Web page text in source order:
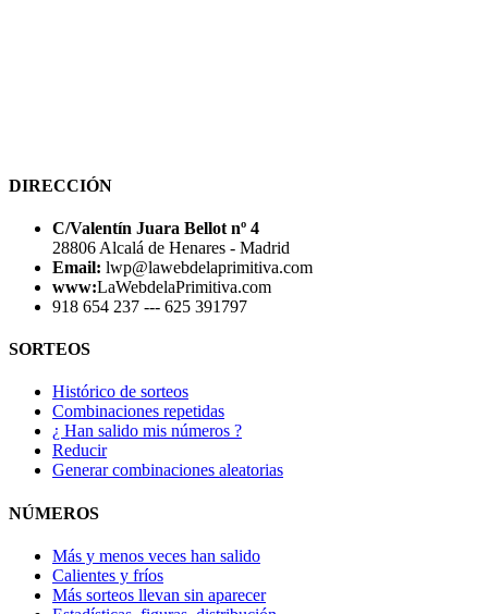
DIRECCIÓN
C/Valentín Juara Bellot nº 4
28806 Alcalá de Henares - Madrid
Email: lwp@lawebdelaprimitiva.com
www:LaWebdelaPrimitiva.com
918 654 237 --- 625 391797
SORTEOS
Histórico de sorteos
Combinaciones repetidas
¿ Han salido mis números ?
Reducir
Generar combinaciones aleatorias
NÚMEROS
Más y menos veces han salido
Calientes y fríos
Más sorteos llevan sin aparecer